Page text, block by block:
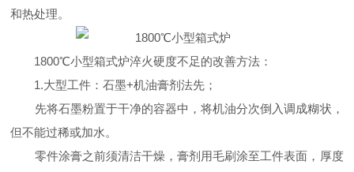
和热处理。
1800℃小型箱式炉淬火硬度不足的改善方法：
1.大型工件：石墨+机油膏剂法先；
先将石墨粉置于干净的容器中，将机油分次倒入调成糊状，
但不能过稀或加水。
零件涂膏之前须清洁干燥，膏剂用毛刷涂至工件表面，厚度